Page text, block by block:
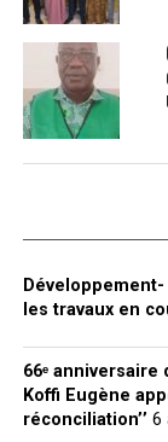
les travaux en
66ᵉ anniversaire
Koffi Eugène
réconciliation’’ 6